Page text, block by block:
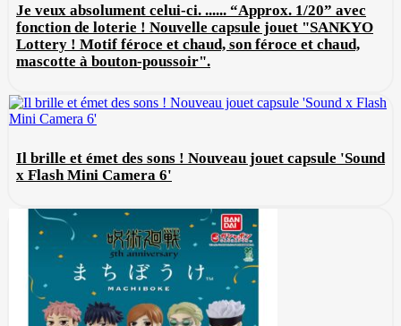
Je veux absolument celui-ci. ...... “Approx. 1/20” avec
fonction de loterie ! Nouvelle capsule jouet "SANKYO
Lottery ! Motif féroce et chaud, son féroce et chaud,
mascotte à bouton-poussoir".
Il brille et émet des sons ! Nouveau jouet capsule 'Sound
x Flash Mini Camera 6'